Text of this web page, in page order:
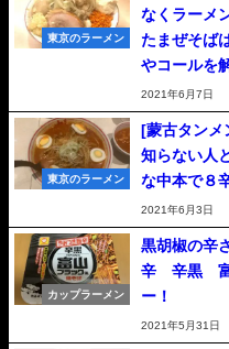
東京のラーメン
なくラーメ
たまぜそば
やコールを
2021年6月7日
東京のラーメン
[蒙古タンメ
知らない人
な中本で８
2021年6月3日
カップラーメン
黒胡椒の辛
辛 辛黒 富
ー！
2021年5月31日